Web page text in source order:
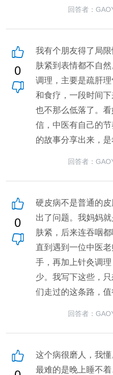
回答者：
0
我有个朋友得了局
肤紧到表情都不自
调理，主要是疏肝
和食疗，一段时间
也不那么低落了。
信，中医有自己的
的故事分享出来，是
回答者：
0
硬皮病不是普通的
出了问题。我妈妈
肤紧，后来连吞咽
直到遇到一位中医老
手，再加上针灸调
少。我写下这些，
们走过的这条路，值
回答者：
这个病很磨人，我懂
最难的是晚上睡不